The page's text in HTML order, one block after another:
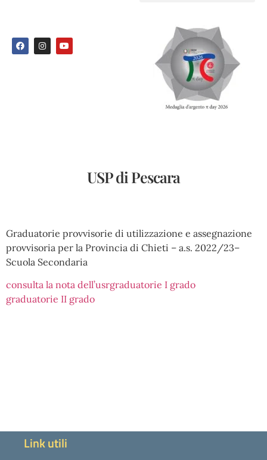
USP di Pescara
Graduatorie provvisorie di utilizzazione e assegnazione
provvisoria per la Provincia di Chieti – a.s. 2022/23–
Scuola Secondaria
consulta la nota dell’usrgraduatorie I grado
graduatorie II grado
Link utili